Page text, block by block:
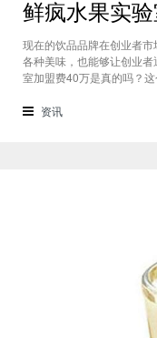
现在的饮品品牌在创业者
各种美味，也能够让创业
室加盟费40万是真的吗？
比较好的印象，比较低廉的
资讯